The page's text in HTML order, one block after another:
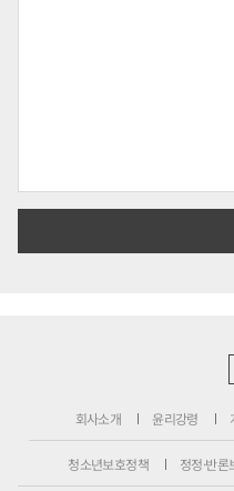
회사소개 윤리강령
청소년보호정책 정정·반론